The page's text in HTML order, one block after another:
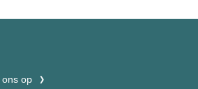
ons op